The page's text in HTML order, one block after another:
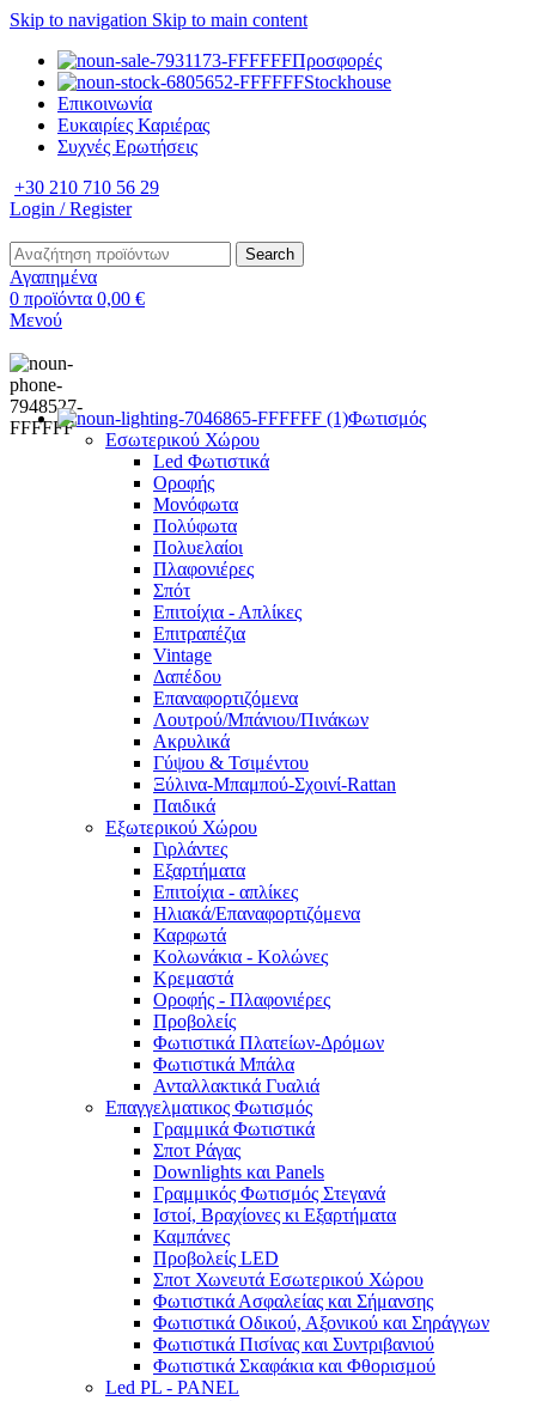
Skip to navigation Skip to main content
Προσφορές
Stockhouse
Επικοινωνία
Ευκαιρίες Καριέρας
Συχνές Ερωτήσεις
+30 210 710 56 29
Login / Register
Search
Αγαπημένα
0 προϊόντα 0,00 €
Μενού
Φωτισμός
Εσωτερικού Χώρου
Led Φωτιστικά
Οροφής
Μονόφωτα
Πολύφωτα
Πολυελαίοι
Πλαφονιέρες
Σπότ
Επιτοίχια - Απλίκες
Επιτραπέζια
Vintage
Δαπέδου
Επαναφορτιζόμενα
Λουτρού/Μπάνιου/Πινάκων
Ακρυλικά
Γύψου & Τσιμέντου
Ξύλινα-Μπαμπού-Σχοινί-Rattan
Παιδικά
Εξωτερικού Χώρου
Γιρλάντες
Εξαρτήματα
Επιτοίχια - απλίκες
Ηλιακά/Επαναφορτιζόμενα
Καρφωτά
Κολωνάκια - Κολώνες
Κρεμαστά
Οροφής - Πλαφονιέρες
Προβολείς
Φωτιστικά Πλατείων-Δρόμων
Φωτιστικά Μπάλα
Ανταλλακτικά Γυαλιά
Επαγγελματικος Φωτισμός
Γραμμικά Φωτιστικά
Σποτ Ράγας
Downlights και Panels
Γραμμικός Φωτισμός Στεγανά
Ιστοί, Βραχίονες κι Εξαρτήματα
Καμπάνες
Προβολείς LED
Σποτ Χωνευτά Εσωτερικού Χώρου
Φωτιστικά Ασφαλείας και Σήμανσης
Φωτιστικά Οδικού, Αξονικού και Σηράγγων
Φωτιστικά Πισίνας και Συντριβανιού
Φωτιστικά Σκαφάκια και Φθορισμού
Led PL - PANEL